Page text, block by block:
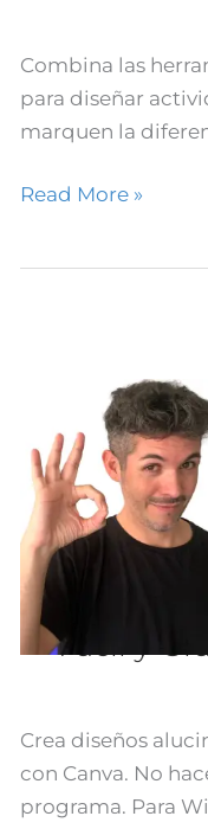
Combina las
para diseñar
marquen la
Read More »
Fácil y
Crea diseños
con Canva. No
programa. Para
[Tutorial
CANVA]
▶
Diseño
Fácil
y
Gratis
Como